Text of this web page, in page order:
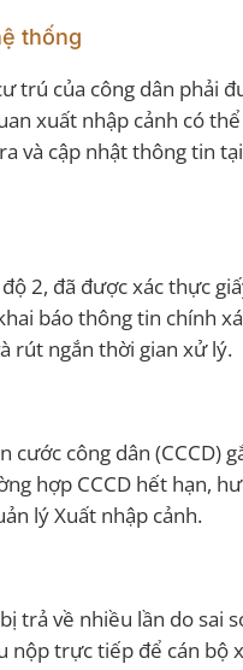
thống
trú của công dân phải
xuất nhập cảnh có
và cập nhật thông tin
2, đã được xác thực
báo thông tin chính
rút ngắn thời gian xử lý.
công dân (CCCD)
hợp CCCD hết hạn,
lý Xuất nhập cảnh.
trả về nhiều lần do sai
nộp trực tiếp để cán